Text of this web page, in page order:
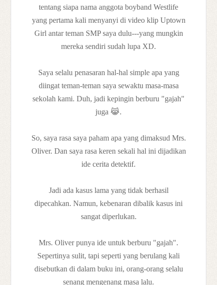
tentang siapa nama anggota boyband Westlife
yang pertama kali menyanyi di video klip Uptown
Girl antar teman SMP saya dulu---yang mungkin
mereka sendiri sudah lupa XD.
Saya selalu penasaran hal-hal simple apa yang
diingat teman-teman saya sewaktu masa-masa
sekolah kami. Duh, jadi kepingin berburu "gajah"
juga 😹.
So, saya rasa saya paham apa yang dimaksud Mrs.
Oliver. Dan saya rasa keren sekali hal ini dijadikan
ide cerita detektif.
Jadi ada kasus lama yang tidak berhasil
dipecahkan. Namun, kebenaran dibalik kasus ini
sangat diperlukan.
Mrs. Oliver punya ide untuk berburu "gajah".
Sepertinya sulit, tapi seperti yang berulang kali
disebutkan di dalam buku ini, orang-orang selalu
senang mengenang masa lalu.